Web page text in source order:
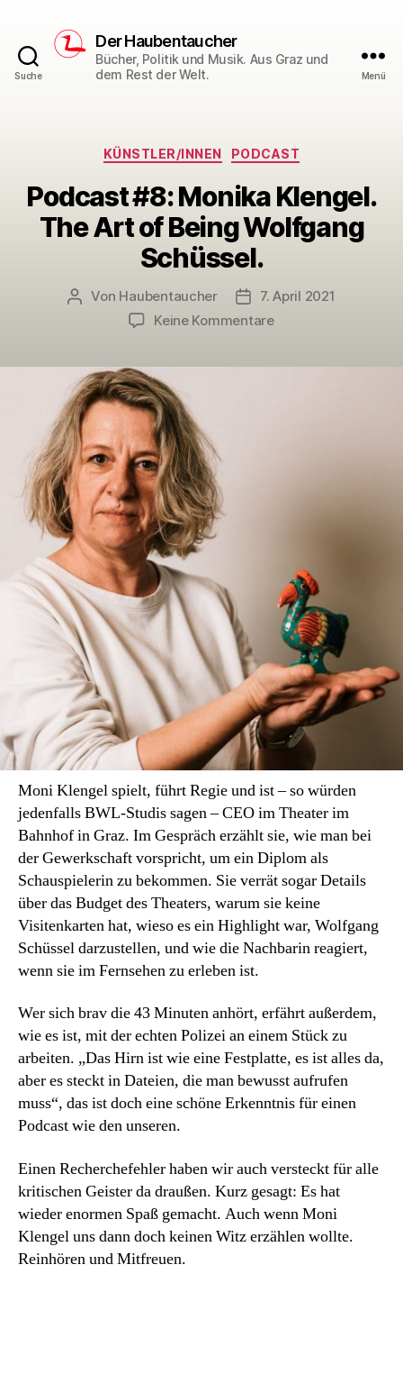
Suche
Der Haubentaucher
Bücher, Politik und Musik. Aus Graz und
dem Rest der Welt.
Menü
Kategorien
KÜNSTLER/INNEN PODCAST
Podcast #8: Monika Klengel.
The Art of Being Wolfgang
Schüssel.
Beitragsautor
Von Haubentaucher Veröffentlichungsdatum
7. April 2021
Keine Kommentarezu
Moni Klengel spielt, führt Regie und ist – so würden
jedenfalls BWL-Studis sagen – CEO im Theater im
Bahnhof in Graz. Im Gespräch erzählt sie, wie man bei
der Gewerkschaft vorspricht, um ein Diplom als
Schauspielerin zu bekommen. Sie verrät sogar Details
über das Budget des Theaters, warum sie keine
Visitenkarten hat, wieso es ein Highlight war, Wolfgang
Schüssel darzustellen, und wie die Nachbarin reagiert,
wenn sie im Fernsehen zu erleben ist.
Wer sich brav die 43 Minuten anhört, erfährt außerdem,
wie es ist, mit der echten Polizei an einem Stück zu
arbeiten. „Das Hirn ist wie eine Festplatte, es ist alles da,
aber es steckt in Dateien, die man bewusst aufrufen
muss“, das ist doch eine schöne Erkenntnis für einen
Podcast wie den unseren.
Einen Recherchefehler haben wir auch versteckt für alle
kritischen Geister da draußen. Kurz gesagt: Es hat
wieder enormen Spaß gemacht. Auch wenn Moni
Klengel uns dann doch keinen Witz erzählen wollte.
Reinhören und Mitfreuen.